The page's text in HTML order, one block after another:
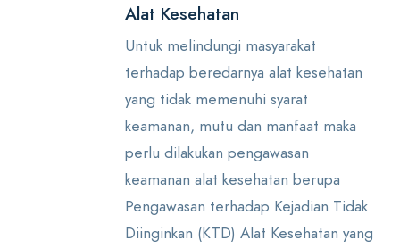
Alat Kesehatan
Untuk melindungi masyarakat
terhadap beredarnya alat kesehatan
yang tidak memenuhi syarat
keamanan, mutu dan manfaat maka
perlu dilakukan pengawasan
keamanan alat kesehatan berupa
Pengawasan terhadap Kejadian Tidak
Diinginkan (KTD) Alat Kesehatan yang